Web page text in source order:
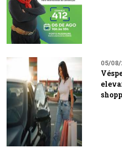
05/08/